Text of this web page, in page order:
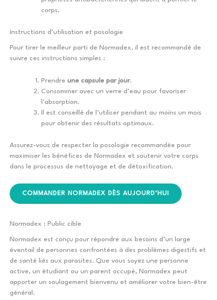
corps.
Instructions d’utilisation et posologie
Pour tirer le meilleur parti de Normadex, il est recommandé de
suivre ces instructions simples :
Prendre une capsule par jour.
Consommer avec un verre d’eau pour favoriser
l’absorption.
Il est conseillé de l’utiliser pendant au moins un mois
pour obtenir des résultats optimaux.
Assurez-vous de respecter la posologie recommandée pour
maximiser les bénéfices de Normadex et soutenir votre corps
dans le processus de nettoyage et de détoxification.
COMMANDER NORMADEX DÈS AUJOURD’HUI
Normadex : Public cible
Normadex est conçu pour répondre aux besoins d’un large
éventail de personnes confrontées à des problèmes digestifs et
de santé liés aux parasites. Que vous soyez une personne
active, un étudiant ou un parent occupé, Normadex peut
apporter un soulagement bienvenu et améliorer votre bien-être
général.